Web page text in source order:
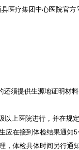
县医疗集团中心医院官方
须提供生源地证明材料
上医院进行，并在规
应在接到体检结果通知
体检具体时间另行通知